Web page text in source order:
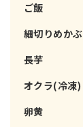
ご飯
細切りめかぶ
長芋
オクラ(冷凍)
卵黄